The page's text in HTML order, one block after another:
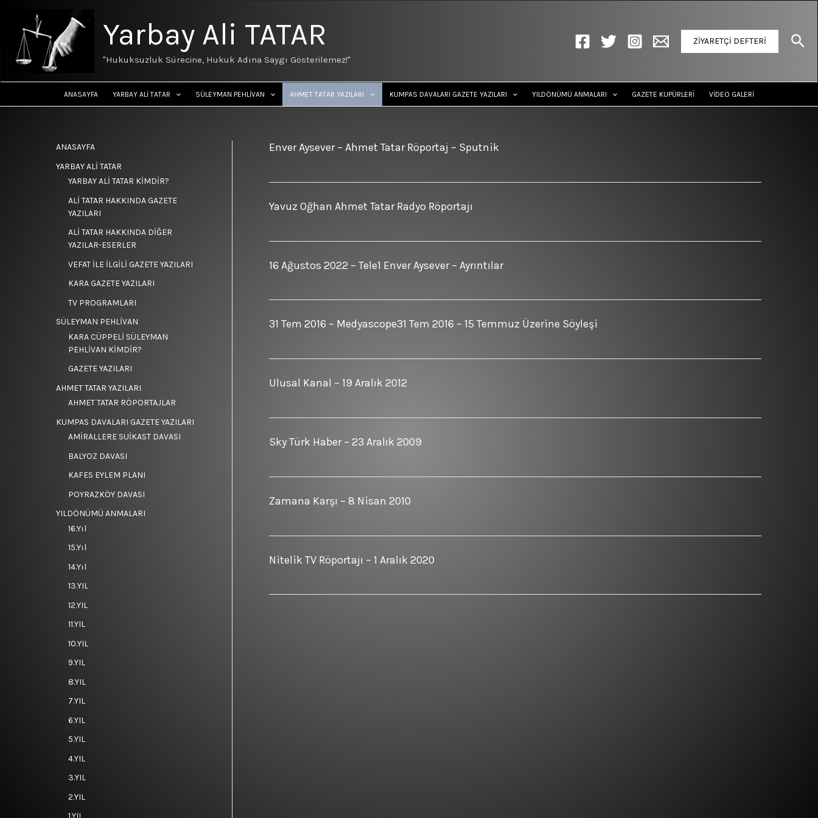
Yarbay Ali TATAR
"Hukuksuzluk Sürecine, Hukuk Adına Saygı Gösterilemez!"
ZİYARETÇİ DEFTERİ
ANASAYFA YARBAY ALİ TATAR SÜLEYMAN PEHLİVAN AHMET TATAR YAZILARI KUMPAS DAVALARI GAZETE YAZILARI YILDÖNÜMÜ ANMALARI GAZETE KUPÜRLERİ VİDEO GALERİ
ANASAYFA
YARBAY ALİ TATAR
YARBAY ALİ TATAR KİMDİR?
ALİ TATAR HAKKINDA GAZETE
YAZILARI
ALİ TATAR HAKKINDA DİĞER
YAZILAR-ESERLER
VEFAT İLE İLGİLİ GAZETE YAZILARI
KARA GAZETE YAZILARI
TV PROGRAMLARI
SÜLEYMAN PEHLİVAN
KARA CÜPPELİ SÜLEYMAN
PEHLİVAN KİMDİR?
GAZETE YAZILARI
AHMET TATAR YAZILARI
AHMET TATAR RÖPORTAJLAR
KUMPAS DAVALARI GAZETE YAZILARI
AMİRALLERE SUİKAST DAVASI
BALYOZ DAVASI
KAFES EYLEM PLANI
POYRAZKÖY DAVASI
YILDÖNÜMÜ ANMALARI
16.Yıl
15.Yıl
14.Yıl
13.YIL
12.YIL
11.YIL
10.YIL
9.YIL
8.YIL
7.YIL
6.YIL
5.YIL
4.YIL
3.YIL
2.YIL
1.YIL
Enver Aysever – Ahmet Tatar Röportaj – Sputnik
Yavuz Oğhan Ahmet Tatar Radyo Röportajı
16 Ağustos 2022 – Tele1 Enver Aysever – Ayrıntılar
31 Tem 2016 – Medyascope31 Tem 2016 – 15 Temmuz Üzerine Söyleşi
Ulusal Kanal – 19 Aralık 2012
Sky Türk Haber – 23 Aralık 2009
Zamana Karşı – 8 Nisan 2010
Nitelik TV Röportajı – 1 Aralık 2020